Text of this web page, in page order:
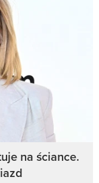
na ściance.